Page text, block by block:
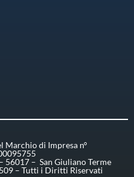
Marchio di Impresa n°
56017 – San Giuliano Terme
– Tutti i Diritti Riservati